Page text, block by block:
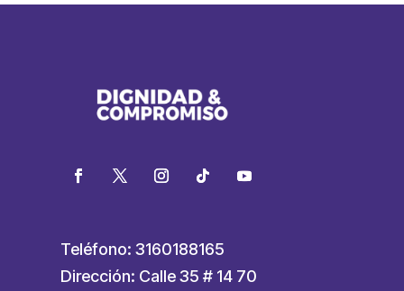
Teléfono: 3160188165
Dirección: Calle 35 # 14 70